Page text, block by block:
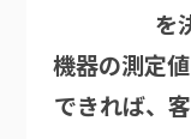
を
機器の測定
できれば、